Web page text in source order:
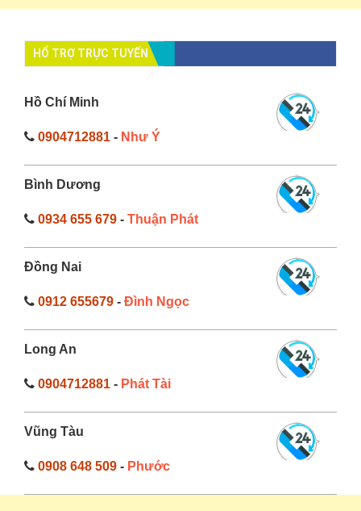
HỔ TRỢ TRỰC TUYẾN
Hồ Chí Minh
0904712881 - Như Ý
Bình Dương
0934 655 679 - Thuận Phát
Đồng Nai
0912 655679 - Đình Ngọc
Long An
0904712881 - Phát Tài
Vũng Tàu
0908 648 509 - Phước